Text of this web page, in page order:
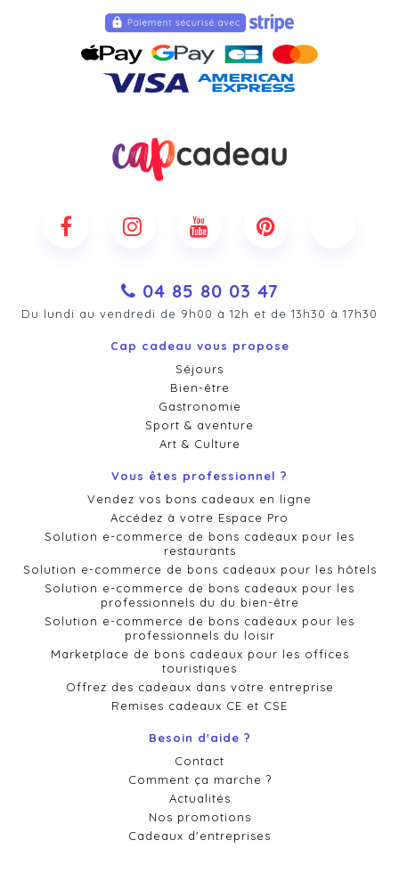
04 85 80 03 47
Du lundi au vendredi de 9h00 à 12h et de 13h30 à 17h30
Cap cadeau vous propose
Séjours
Bien-être
Gastronomie
Sport & aventure
Art & Culture
Vous êtes professionnel ?
Vendez vos bons cadeaux en ligne
Accédez à votre Espace Pro
Solution e-commerce de bons cadeaux pour les
restaurants
Solution e-commerce de bons cadeaux pour les hôtels
Solution e-commerce de bons cadeaux pour les
professionnels du du bien-être
Solution e-commerce de bons cadeaux pour les
professionnels du loisir
Marketplace de bons cadeaux pour les offices
touristiques
Offrez des cadeaux dans votre entreprise
Remises cadeaux CE et CSE
Besoin d'aide ?
Contact
Comment ça marche ?
Actualités
Nos promotions
Cadeaux d'entreprises